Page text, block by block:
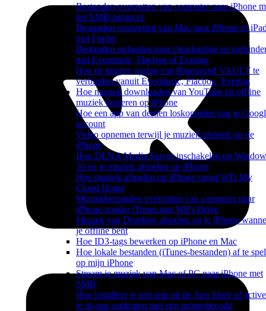
Bestanden overzetten van computer naar iPhone
het SMB-protocol
Bestanden overzetten van Mac naar iPhone of
met Finder
Bestanden uploaden naar cloudopslag en
met Evermusic, Flacbox of Evertag
Hoe de interne opslag van Bluesound VAULT te
verbinden vanuit Evermusic, Flacbox, Evertag
Hoe muziek downloaden van YouTube en offline
muziek luisteren op iPhone
Hoe een app van derden loskoppelen van je
account
Video opnemen terwijl je muziek afspeelt op de
iPhone
Hoe DLNA Media Server inschakelen op
10 en je muziek afspelen op iPhone
Hoe muziek afspelen op iPhone vanaf WD My
Cloud Home
Muziekbestanden overzetten van computer naar
iPhone zonder iTunes met WiFi-Drive
Muziek van Dropbox afspelen op je iPhone
je offline bent
Hoe ID3-tags bewerken op iPhone en Mac
Hoe lokale bestanden (iTunes-bestanden) af te
op mijn iPhone
Stream je muziek van Mac of PC naar iPhone met
SMB
Hoe installeer je een app uit de App Store of
je in-app aankopen met een promotiecode